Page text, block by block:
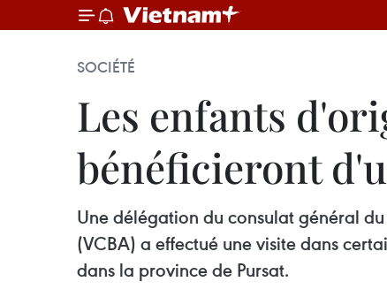
SOCIÉTÉ
Les enfants
bénéficieront
Une délégation du consulat général
(VCBA) a effectué une visite dans
dans la province de Pursat.